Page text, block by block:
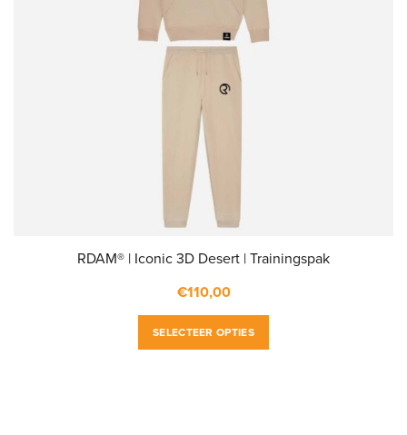
RDAM® | Iconic 3D Desert | Trainingspak
€110,00
SELECTEER OPTIES